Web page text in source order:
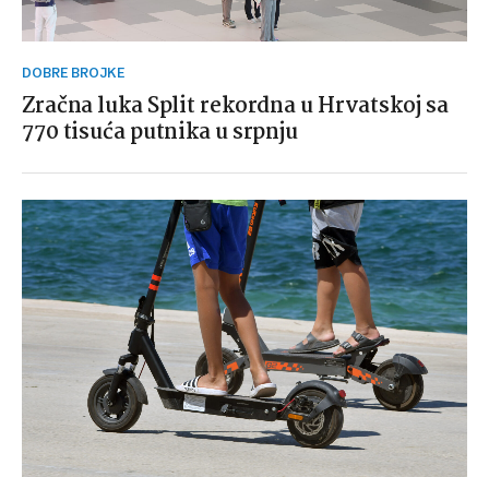
DOBRE BROJKE
Zračna luka Split rekordna u Hrvatskoj sa
770 tisuća putnika u srpnju